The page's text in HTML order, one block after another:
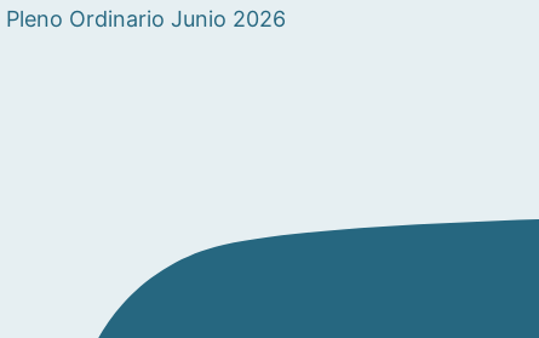
Pleno Ordinario Junio 2026